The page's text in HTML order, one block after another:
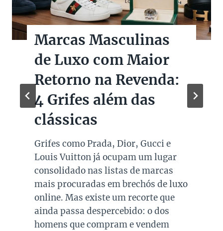
Marcas Masculinas
de Luxo com Maior
Retorno na Revenda:
4 Grifes além das
clássicas
Grifes como Prada, Dior, Gucci e
Louis Vuitton já ocupam um lugar
consolidado nas listas de marcas
mais procuradas em brechós de luxo
online. Mas existe um recorte que
ainda passa despercebido: o dos
homens que compram e vendem